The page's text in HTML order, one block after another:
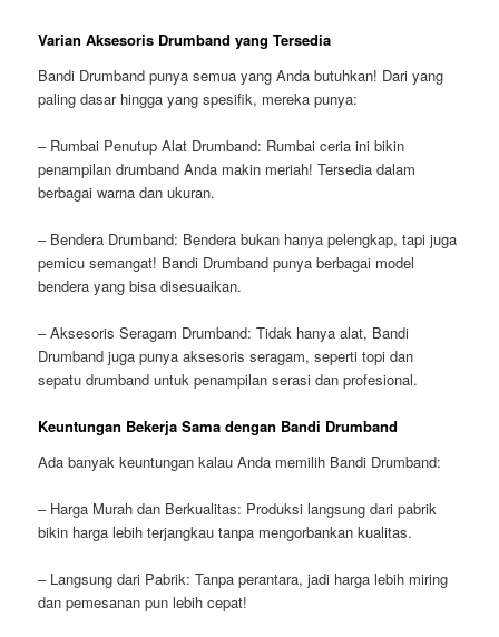
Varian Aksesoris Drumband yang Tersedia
Bandi Drumband punya semua yang Anda butuhkan! Dari yang
paling dasar hingga yang spesifik, mereka punya:
– Rumbai Penutup Alat Drumband: Rumbai ceria ini bikin
penampilan drumband Anda makin meriah! Tersedia dalam
berbagai warna dan ukuran.
– Bendera Drumband: Bendera bukan hanya pelengkap, tapi juga
pemicu semangat! Bandi Drumband punya berbagai model
bendera yang bisa disesuaikan.
– Aksesoris Seragam Drumband: Tidak hanya alat, Bandi
Drumband juga punya aksesoris seragam, seperti topi dan
sepatu drumband untuk penampilan serasi dan profesional.
Keuntungan Bekerja Sama dengan Bandi Drumband
Ada banyak keuntungan kalau Anda memilih Bandi Drumband:
– Harga Murah dan Berkualitas: Produksi langsung dari pabrik
bikin harga lebih terjangkau tanpa mengorbankan kualitas.
– Langsung dari Pabrik: Tanpa perantara, jadi harga lebih miring
dan pemesanan pun lebih cepat!